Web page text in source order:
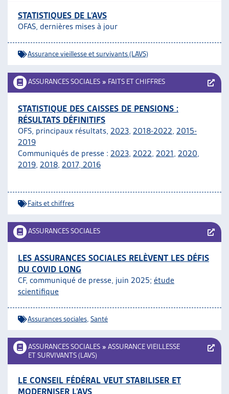
STATISTIQUES DE L’AVS
OFAS, dernières mises à jour
Assurance vieillesse et survivants (LAVS)
ASSURANCES SOCIALES » FAITS ET CHIFFRES
STATISTIQUE DES CAISSES DE PENSIONS :
RÉSULTATS DÉFINITIFS
OFS, principaux résultats, 2023, 2018-2022, 2015-
2019
Communiqués de presse : 2023, 2022, 2021, 2020,
2019, 2018, 2017, 2016
Faits et chiffres
ASSURANCES SOCIALES
LES ASSURANCES SOCIALES RELÈVENT LES DÉFIS
DU COVID LONG
CF, communiqué de presse, juin 2025; étude
scientifique
Assurances sociales Santé
ASSURANCES SOCIALES » ASSURANCE VIEILLESSE
ET SURVIVANTS (LAVS)
LE CONSEIL FÉDÉRAL VEUT STABILISER ET
MODERNISER L’AVS